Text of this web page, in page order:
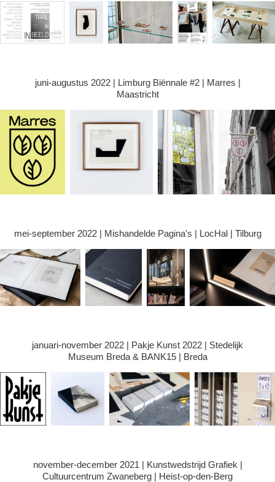
juni-augustus 2022 | Limburg Biënnale #2 | Marres |
Maastricht
mei-september 2022 | Mishandelde Pagina's | LocHal | Tilburg
januari-november 2022 | Pakje Kunst 2022 | Stedelijk
Museum Breda & BANK15 | Breda
november-december 2021 | Kunstwedstrijd Grafiek |
Cultuurcentrum Zwaneberg | Heist-op-den-Berg